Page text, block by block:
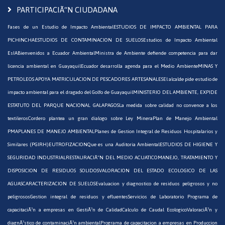
PARTICIPACIÃ“N CIUDADANA
Fases de un Estudio de Impacto AmbientalESTUDIOS DE IMPACTO AMBIENTAL PARA
PICHINCHAESTUDIOS DE CONTAMINACION DE SUELOSEstudios de Impacto Ambiental
EsIABienvenidos a Ecuador AmbientalMinistra de Ambiente defiende competencia para dar
licencia ambiental en GuayaquilEcuador desarrolla agenda para el Medio AmbienteMINAS Y
PETROLEOS APOYA MATRICULACION DE PESCADORES ARTESANALESEl alcalde pide estudio de
impacto ambiental para el dragado del Golfo de GuayaquilMINISTERIO DEL AMBIENTE, EXPIDE
ESTATUTO DEL PARQUE NACIONAL GALAPAGOSLa medida sobre calidad no convence a los
textilerosCordero plantea un gran dialogo sobre Ley MineraPlan de Manejo Ambiental
PMAPLANES DE MANEJO AMBIENTALPlanes de Gestion Integral de Residuos Hospitalarios y
Similares (PGIRH)EUTROFIZACIONQue es una Auditoria AmbientalESTUDIOS DE HIGIENE Y
SEGURIDAD INDUSTRIALRESTAURACIÃ“N DEL MEDIO ACUATICOMANEJO, TRATAMIENTO Y
DISPOSICION DE RESIDUOS SOLIDOSVALORACION DEL ESTADO ECOLOGICO DE LAS
AGUASCARACTERIZACION DE SUELOSEvaluacion y diagnostico de residuos peligrosos y no
peligrososGestion integral de residuos y efluentesServicios de Laboratorio Programa de
capacitaciÃ³n a empresas en GestiÃ³n de CalidadCalculo de Caudal EcologicoValoraciÃ³n y
diagnÃ³stico de contaminaciÃ³n ambientalPrograma de capacitacion a empresas en Produccion